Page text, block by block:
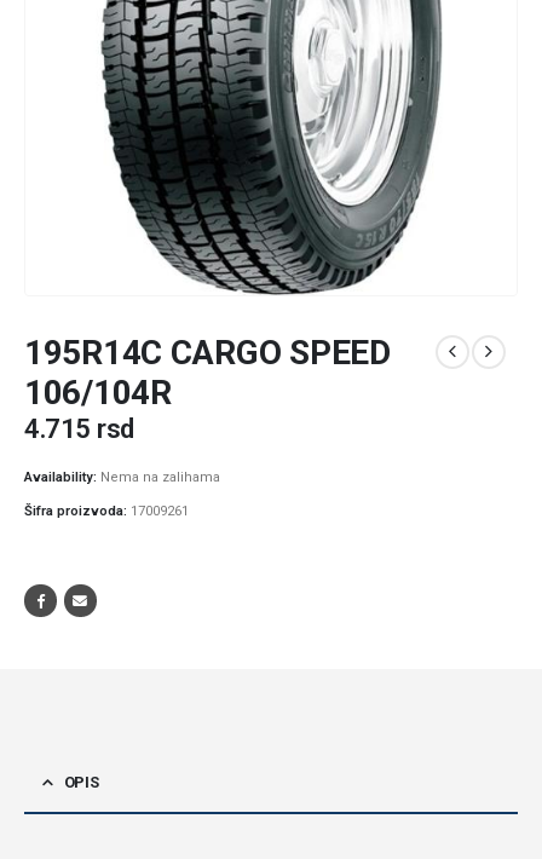
195R14C CARGO SPEED
106/104R
4.715 rsd
Availability: Nema na zalihama
Šifra proizvoda: 17009261
OPIS